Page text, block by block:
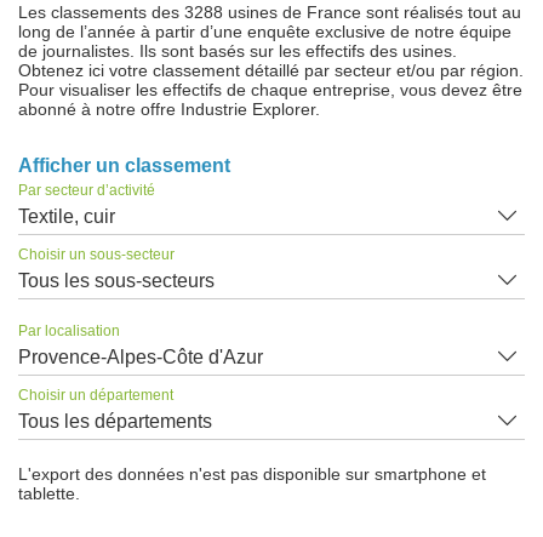
Les classements des 3288 usines de France sont réalisés tout au
long de l’année à partir d’une enquête exclusive de notre équipe
de journalistes. Ils sont basés sur les effectifs des usines.
Obtenez ici votre classement détaillé par secteur et/ou par région.
Pour visualiser les effectifs de chaque entreprise, vous devez être
abonné à notre offre Industrie Explorer.
Afficher un classement
Par secteur d’activité
Textile, cuir
Choisir un sous-secteur
Tous les sous-secteurs
Par localisation
Provence-Alpes-Côte d'Azur
Choisir un département
Tous les départements
L'export des données n'est pas disponible sur smartphone et
tablette.